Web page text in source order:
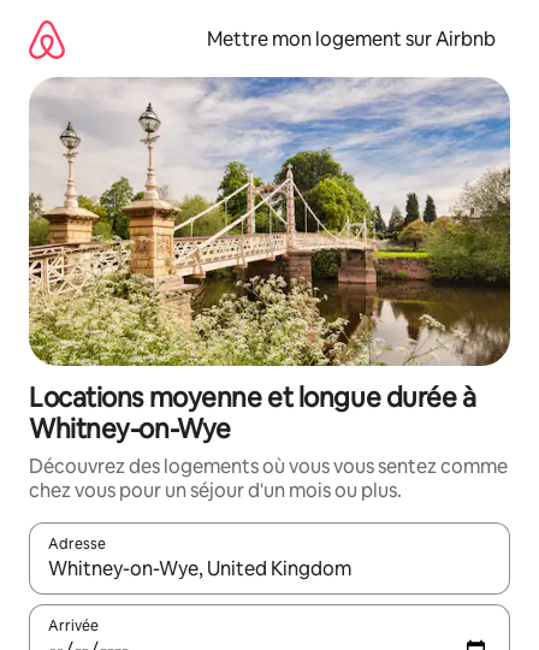
directement
contenu
Mettre mon logement sur Airbnb
Locations moyenne et longue durée à
Whitney-on-Wye
Découvrez des logements où vous vous sentez comme
chez vous pour un séjour d'un mois ou plus.
Adresse
Lorsque les résultats s'affichent, utilisez les flèches vers le
Arrivée